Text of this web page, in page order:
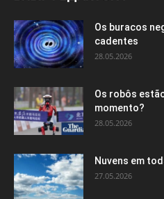
Os buracos
cadentes
28.05.2026
Os robôs
momento?
28.05.2026
Nuvens em
27.05.2026